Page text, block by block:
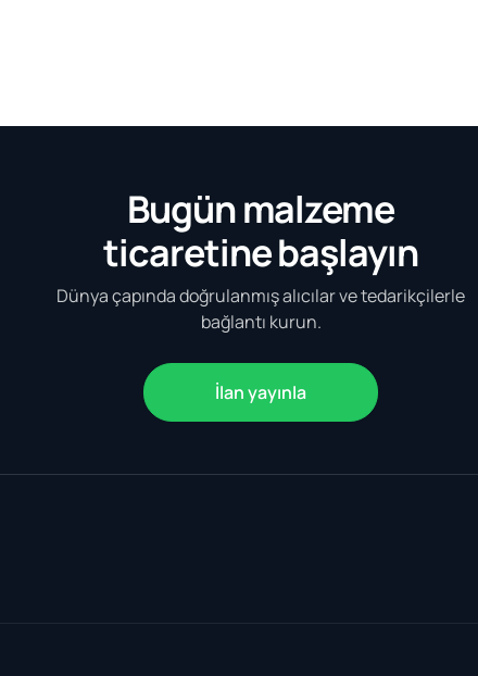
Bugün malzeme
ticaretine başlayın
Dünya çapında doğrulanmış alıcılar ve tedarikçilerle
bağlantı kurun.
İlan yayınla